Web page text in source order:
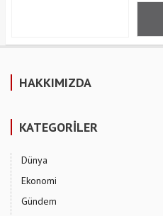
HAKKIMIZDA
KATEGORİLER
Dünya
Ekonomi
Gündem